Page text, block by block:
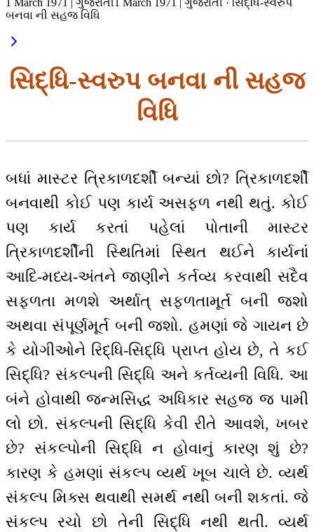
1 March 1971 | ગુજરાતી1 March 1971 | ગુજરાતી · સિદ્ધિ-સ્વરુપ
બનવા ની સહજ વિધિ
સિદ્ધિ-સ્વરુપ બનવા ની સહજ
વિધિ
બધાં માસ્ટર ત્રિકાળદર્શી બન્યાં છો? ત્રિકાળદર્શી
બનવાથી કોઈ પણ કાર્ય અસફળ નથી થતું. કોઈ
પણ કાર્ય કરતાં પહેલાં પોતાની માસ્ટર
ત્રિકાળદર્શીની સ્થિતિમાં સ્થિત થઈને કાર્યનાંં
આદિ-મધ્ય-અંતને જાણીને કર્તવ્ય કરવાથી સદૈવ
સફળતા મળશે અર્થાત્ સફળતામૂર્ત બની જશો
અથવા સંપૂર્ણમૂર્ત બની જશો. હમણાં જે ગાયન છે
કે યોગીઓને રિદ્ધિ-સિદ્ધિ પ્રાપ્ત હોય છે, તે કઈ
સિદ્ધિ? સંકલ્પની સિદ્ધિ અને કર્તવ્યની વિધિ. આ
બંને હોવાથી જન્મસિદ્ધ અધિકાર સહજ જ પામી
લો છો. સંકલ્પની સિદ્ધિ કેવી રીતે આવશે, ખબર
છે? સંકલ્પોની સિદ્ધિ ન હોવાનું કારણ શું છે?
કારણ કે હમણાં સંકલ્પ વ્યર્થ ખૂબ ચાલે છે. વ્યર્થ
સંકલ્પ મિક્સ થવાથી સમર્થ નથી બની શકતાં. જે
સંકલ્પ રચો છો તેની સિદ્ધિ નથી થતી. વ્યર્થ